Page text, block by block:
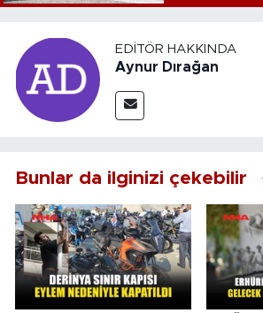
EDITÖR HAKKINDA
Aynur Dırağan
Bunlar da ilginizi çekebilir